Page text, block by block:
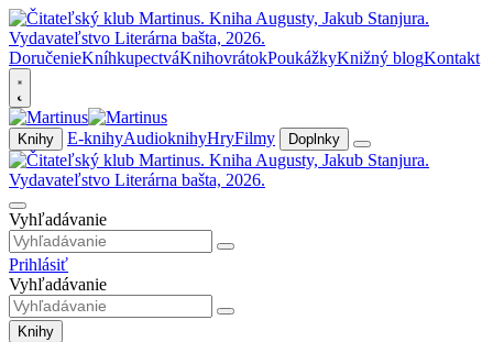
DoručenieKníhkupectváKnihovrátokPoukážkyKnižný blogKontakt
Knihy E-knihyAudioknihyHryFilmy Doplnky
Vyhľadávanie
Prihlásiť
Vyhľadávanie
Knihy